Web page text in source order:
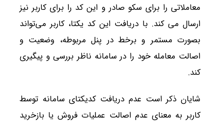
معاملاتی را برای سکو صادر و این کد را برای کاربر نیز
ارسال می کند. با دریافت این کد یکتا، کاربر می‌تواند
بصورت مستمر و برخط در پنل مربوطه، وضعیت و
اصالت معامله خود را در سامانه ناظر بررسی و پیگیری
کند.
شایان ذکر است عدم دریافت کدیکتای سامانه توسط
کاربر به معنای عدم اصالت عملیات فروش یا بازخرید